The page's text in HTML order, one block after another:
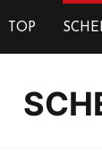
TOP